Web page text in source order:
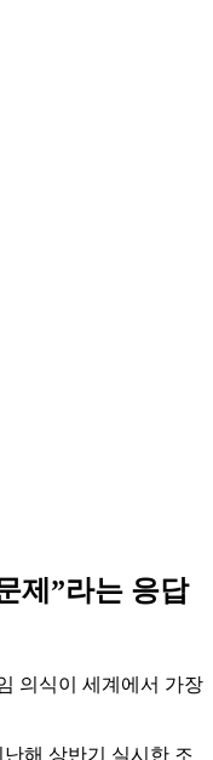
제”라는 응답
의식이 세계에서 가장
해 상반기 실시한 조